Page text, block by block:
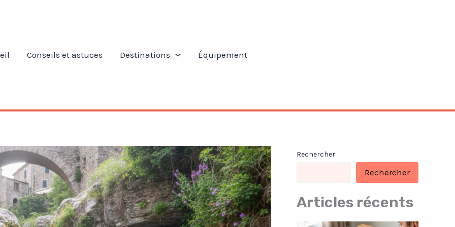
Conseils et astuces Destinations Équipement
Rechercher
Rechercher
Articles récents